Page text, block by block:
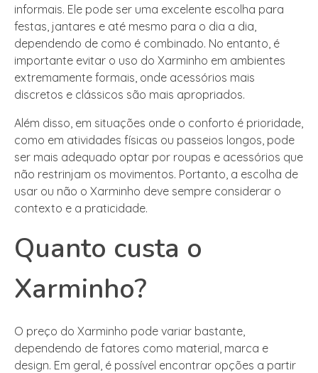
informais. Ele pode ser uma excelente escolha para
festas, jantares e até mesmo para o dia a dia,
dependendo de como é combinado. No entanto, é
importante evitar o uso do Xarminho em ambientes
extremamente formais, onde acessórios mais
discretos e clássicos são mais apropriados.
Além disso, em situações onde o conforto é prioridade,
como em atividades físicas ou passeios longos, pode
ser mais adequado optar por roupas e acessórios que
não restrinjam os movimentos. Portanto, a escolha de
usar ou não o Xarminho deve sempre considerar o
contexto e a praticidade.
Quanto custa o
Xarminho?
O preço do Xarminho pode variar bastante,
dependendo de fatores como material, marca e
design. Em geral, é possível encontrar opções a partir